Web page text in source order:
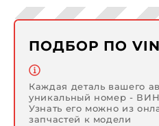
ПОДБОР ПО VIN
Каждая деталь вашего
уникальный номер -
Узнать его можно из
запчастей к модели